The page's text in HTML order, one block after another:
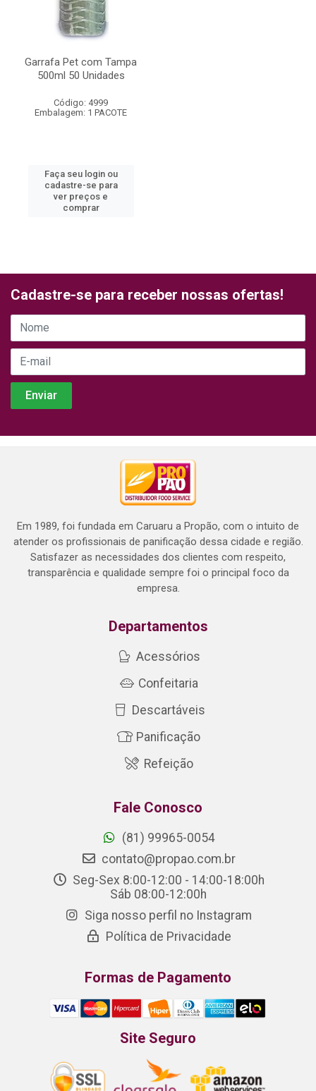
Garrafa Pet com Tampa
500ml 50 Unidades
Código: 4999
Embalagem: 1 PACOTE
Faça seu login ou
cadastre-se para
ver preços e
comprar
Cadastre-se para receber nossas ofertas!
Em 1989, foi fundada em Caruaru a Propão, com o intuito de
atender os profissionais de panificação dessa cidade e região.
Satisfazer as necessidades dos clientes com respeito,
transparência e qualidade sempre foi o principal foco da
empresa.
Departamentos
Acessórios
Confeitaria
Descartáveis
Panificação
Refeição
Fale Conosco
(81) 99965-0054
contato@propao.com.br
Seg-Sex 8:00-12:00 - 14:00-18:00h
Sáb 08:00-12:00h
Siga nosso perfil no Instagram
Política de Privacidade
Formas de Pagamento
Site Seguro